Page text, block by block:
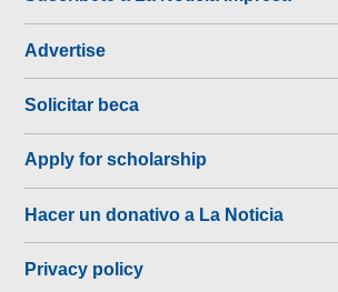
Advertise
Solicitar beca
Apply for scholarship
Hacer un donativo a La Noticia
Privacy policy